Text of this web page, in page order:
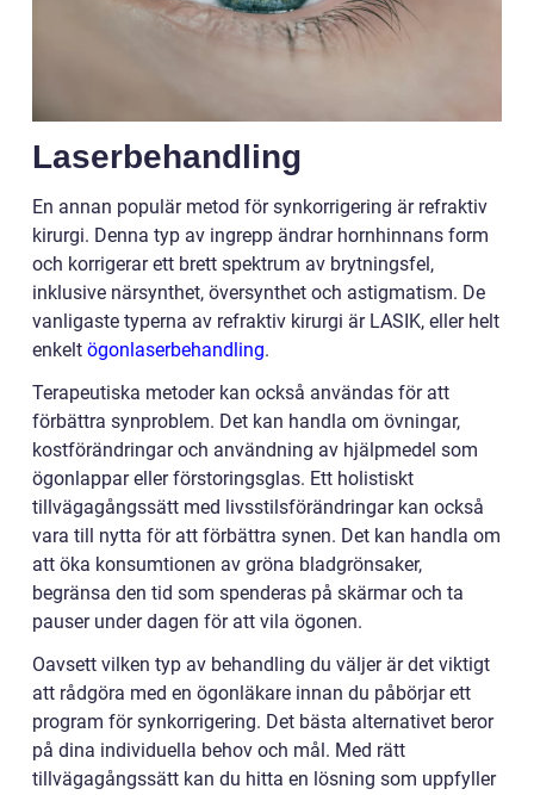
Laserbehandling
En annan populär metod för synkorrigering är refraktiv
kirurgi. Denna typ av ingrepp ändrar hornhinnans form
och korrigerar ett brett spektrum av brytningsfel,
inklusive närsynthet, översynthet och astigmatism. De
vanligaste typerna av refraktiv kirurgi är LASIK, eller helt
enkelt ögonlaserbehandling.
Terapeutiska metoder kan också användas för att
förbättra synproblem. Det kan handla om övningar,
kostförändringar och användning av hjälpmedel som
ögonlappar eller förstoringsglas. Ett holistiskt
tillvägagångssätt med livsstilsförändringar kan också
vara till nytta för att förbättra synen. Det kan handla om
att öka konsumtionen av gröna bladgrönsaker,
begränsa den tid som spenderas på skärmar och ta
pauser under dagen för att vila ögonen.
Oavsett vilken typ av behandling du väljer är det viktigt
att rådgöra med en ögonläkare innan du påbörjar ett
program för synkorrigering. Det bästa alternativet beror
på dina individuella behov och mål. Med rätt
tillvägagångssätt kan du hitta en lösning som uppfyller